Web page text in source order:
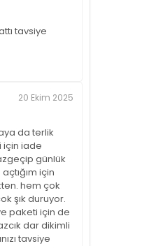
tavsiye
20 Ekim 2025
da terlik
için iade
günlük
için
hem çok
şık duruyor.
paketi için de
dar dikimli
tavsiye